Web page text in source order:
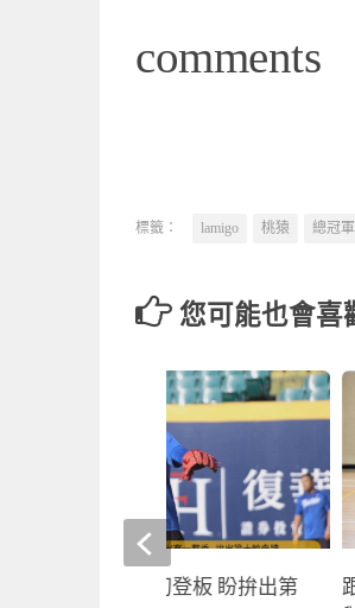
comments
標籤： lamigo 桃猿 總冠
您可能也會
棒球》李建勳一軍初登板 盼拚出第